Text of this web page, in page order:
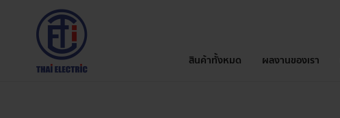
สินค้าทั้งหมด ผลงานของเรา